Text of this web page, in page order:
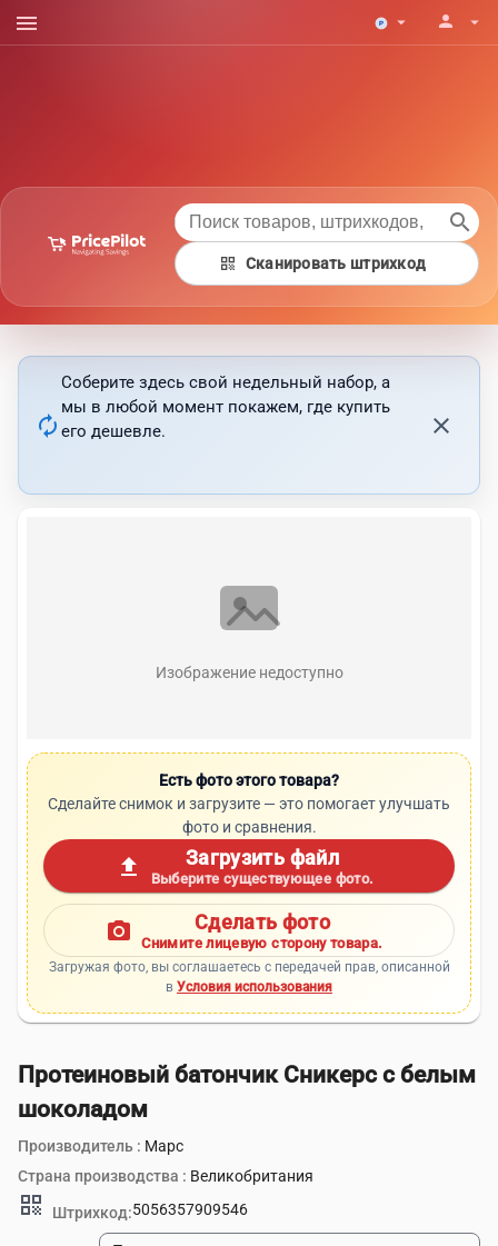
menu arrow_drop_down person arrow_drop_down
search
qr_code Сканировать штрихкод
autorenew
Соберите здесь свой недельный набор, а
мы в любой момент покажем, где купить
его дешевле.
close
Изображение недоступно
Есть фото этого товара?
Сделайте снимок и загрузите — это помогает улучшать
фото и сравнения.
upload Загрузить файл
Выберите существующее фото.
photo_camera Сделать фото
Снимите лицевую сторону товара.
Загружая фото, вы соглашаетесь с передачей прав, описанной
в Условия использования
Протеиновый батончик Сникерс с белым
шоколадом
Производитель : Марс
Страна производства : Великобритания
qr_code Штрихкод:5056357909546